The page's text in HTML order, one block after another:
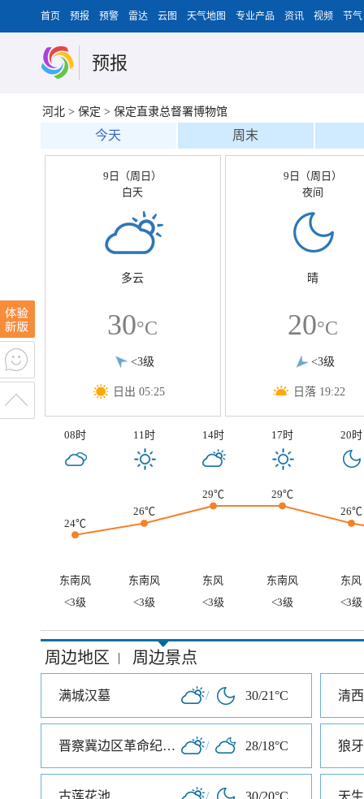
首页 预报 预警 雷达 云图 天气地图 专业产品 资讯 视频 节气
预报
河北 > 保定 > 保定直隶总督署博物馆
今天 周末
9日（周日）
白天
多云
30°C
<3级
日出 05:25
9日（周日）
夜间
晴
20°C
<3级
日落 19:22
08时 11时 14时 17时 20时
24℃
26℃
29℃
29℃
26℃
东南风 东南风 东风 东南风
东风
<3级
<3级 <3级 <3级 <3级
周边地区 | 周边景点
满城汉墓 / 30/21°C 清
晋察冀边区革命纪念馆 / 28/18°C 狼
古莲花池 / 30/20°C